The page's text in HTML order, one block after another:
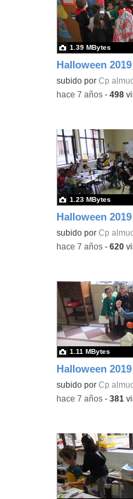
Halloween
subido porCp
1.39 MBytes
-hace 7 años -498
Halloween
subido porCp
1.23 MBytes
-hace 7 años -620
Halloween
subido porCp
1.11 MBytes
-hace 7 años -381